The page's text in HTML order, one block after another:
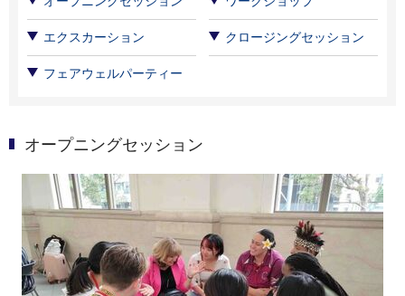
エクスカーション クロージングセッション
フェアウェルパーティー
オープニングセッション